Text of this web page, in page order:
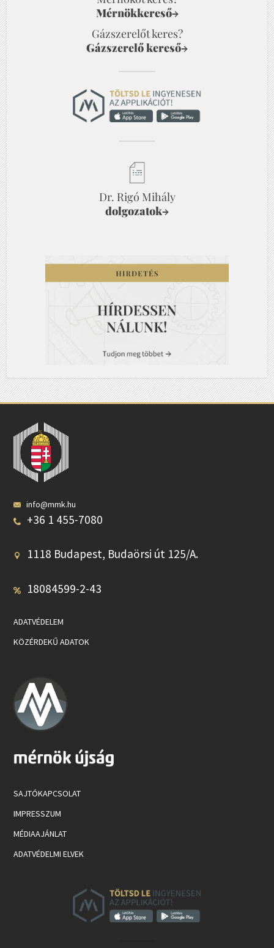
Mérnökkereső→
Gázszerelőt keres?
Gázszerelő kereső→
Dr. Rigó Mihály
dolgozatok→
info@mmk.hu
+36 1 455-7080
1118 Budapest, Budaörsi út 125/A.
18084599-2-43
ADATVÉDELEM
KÖZÉRDEKŰ ADATOK
SAJTÓKAPCSOLAT
IMPRESSZUM
MÉDIAAJÁNLAT
ADATVÉDELMI ELVEK